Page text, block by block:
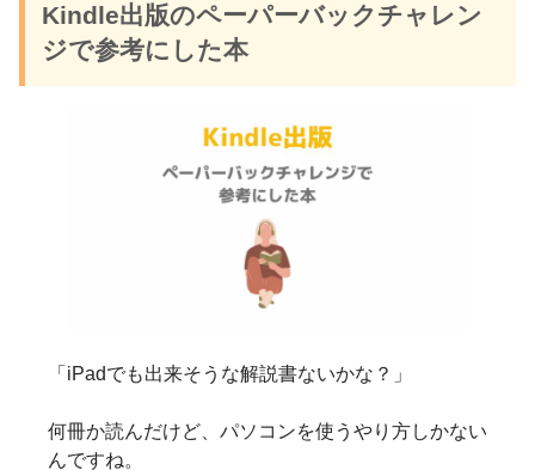
Kindle出版のペーパーバックチャレン
ジで参考にした本
「iPadでも出来そうな解説書ないかな？」
何冊か読んだけど、パソコンを使うやり方しかない
んですね。